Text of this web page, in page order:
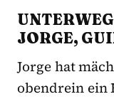
JORGE,
Jorge hat
obendrein ein